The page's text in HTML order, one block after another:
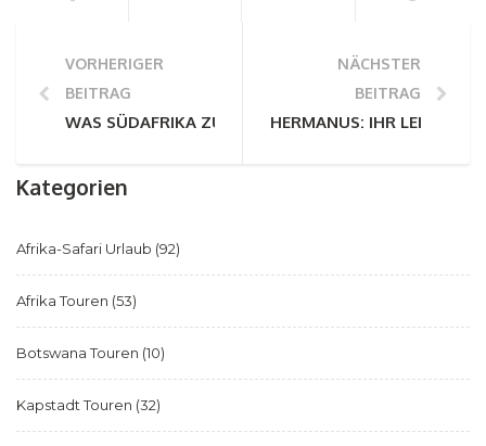
VORHERIGER
BEITRAG
WAS SÜDAFRIKA ZU EINEM DER BESTEN REISEZIELE
NÄCHSTER
BEITRAG
HERMANUS: IHR
Kategorien
Afrika-Safari Urlaub (92)
Afrika Touren (53)
Botswana Touren (10)
Kapstadt Touren (32)